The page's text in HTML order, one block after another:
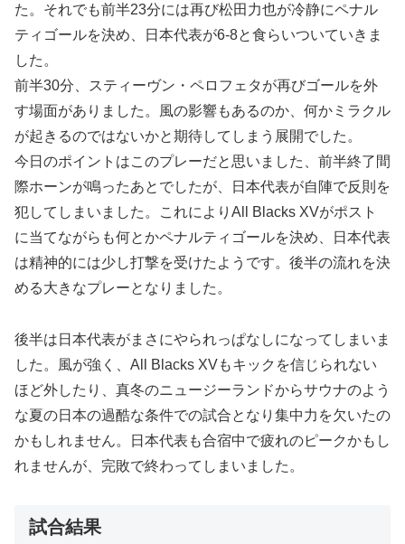
た。それでも前半23分には再び松田力也が冷静にペナル
ティゴールを決め、日本代表が6-8と食らいついていきま
した。
前半30分、スティーヴン・ペロフェタが再びゴールを外
す場面がありました。風の影響もあるのか、何かミラクル
が起きるのではないかと期待してしまう展開でした。
今日のポイントはこのプレーだと思いました、前半終了間
際ホーンが鳴ったあとでしたが、日本代表が自陣で反則を
犯してしまいました。これによりAll Blacks XVがポスト
に当てながらも何とかペナルティゴールを決め、日本代表
は精神的には少し打撃を受けたようです。後半の流れを決
める大きなプレーとなりました。
後半は日本代表がまさにやられっぱなしになってしまいま
した。風が強く、All Blacks XVもキックを信じられない
ほど外したり、真冬のニュージーランドからサウナのよう
な夏の日本の過酷な条件での試合となり集中力を欠いたの
かもしれません。日本代表も合宿中で疲れのピークかもし
れませんが、完敗で終わってしまいました。
試合結果